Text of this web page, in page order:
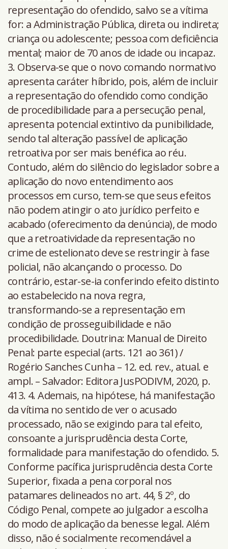
representação do ofendido, salvo se a vítima
for: a Administração Pública, direta ou indireta;
criança ou adolescente; pessoa com deficiência
mental; maior de 70 anos de idade ou incapaz.
3. Observa-se que o novo comando normativo
apresenta caráter híbrido, pois, além de incluir
a representação do ofendido como condição
de procedibilidade para a persecução penal,
apresenta potencial extintivo da punibilidade,
sendo tal alteração passível de aplicação
retroativa por ser mais benéfica ao réu.
Contudo, além do silêncio do legislador sobre a
aplicação do novo entendimento aos
processos em curso, tem-se que seus efeitos
não podem atingir o ato jurídico perfeito e
acabado (oferecimento da denúncia), de modo
que a retroatividade da representação no
crime de estelionato deve se restringir à fase
policial, não alcançando o processo. Do
contrário, estar-se-ia conferindo efeito distinto
ao estabelecido na nova regra,
transformando-se a representação em
condição de prosseguibilidade e não
procedibilidade. Doutrina: Manual de Direito
Penal: parte especial (arts. 121 ao 361) /
Rogério Sanches Cunha – 12. ed. rev., atual. e
ampl. – Salvador: Editora JusPODIVM, 2020, p.
413. 4. Ademais, na hipótese, há manifestação
da vítima no sentido de ver o acusado
processado, não se exigindo para tal efeito,
consoante a jurisprudência desta Corte,
formalidade para manifestação do ofendido. 5.
Conforme pacífica jurisprudência desta Corte
Superior, fixada a pena corporal nos
patamares delineados no art. 44, § 2º, do
Código Penal, compete ao julgador a escolha
do modo de aplicação da benesse legal. Além
disso, não é socialmente recomendável a